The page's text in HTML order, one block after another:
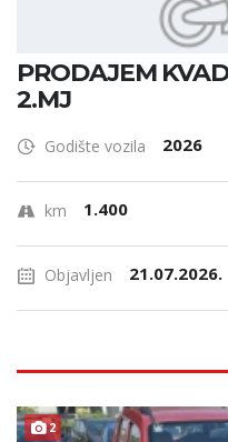
PRODAJEM
2.MJ
Godište vozila 2026
km 1.400
Objavljen 21.07.2026.
2